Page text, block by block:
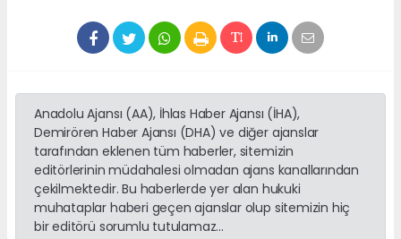
Anadolu Ajansı (AA), İhlas Haber Ajansı (İHA),
Demirören Haber Ajansı (DHA) ve diğer ajanslar
tarafından eklenen tüm haberler, sitemizin
editörlerinin müdahalesi olmadan ajans kanallarından
çekilmektedir. Bu haberlerde yer alan hukuki
muhataplar haberi geçen ajanslar olup sitemizin hiç
bir editörü sorumlu tutulamaz...